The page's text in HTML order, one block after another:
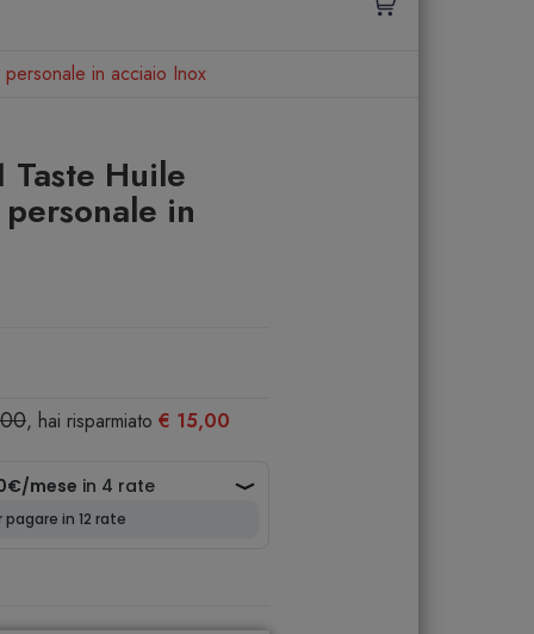
in acciaio Inox
Taste Huile
in
, hai risparmiato € 15,00